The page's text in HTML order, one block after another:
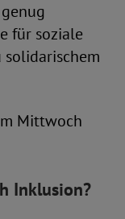
für soziale
solidarischem
Mittwoch
Inklusion?